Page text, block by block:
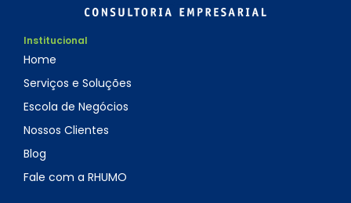
Institucional
Home
Serviços e Soluções
Escola de Negócios
Nossos Clientes
Blog
Fale com a RHUMO